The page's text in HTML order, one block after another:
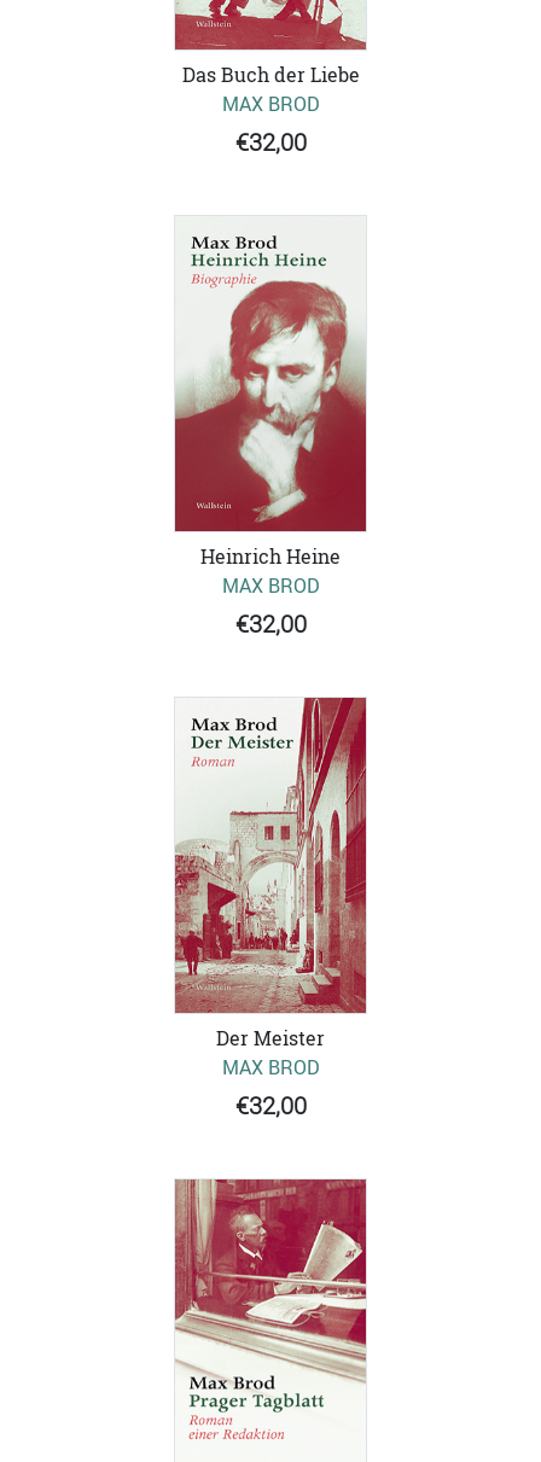
Das Buch der Liebe
MAX BROD
€32,00
Heinrich Heine
MAX BROD
€32,00
Der Meister
MAX BROD
€32,00